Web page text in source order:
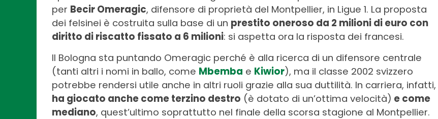
per Becir Omeragic, difensore di proprietà del Montpellier, in Ligue 1. La proposta
dei felsinei è costruita sulla base di un prestito oneroso da 2 milioni di euro con
diritto di riscatto fissato a 6 milioni: si aspetta ora la risposta dei francesi.
Il Bologna sta puntando Omeragic perché è alla ricerca di un difensore centrale
(tanti altri i nomi in ballo, come Mbemba e Kiwior), ma il classe 2002 svizzero
potrebbe rendersi utile anche in altri ruoli grazie alla sua duttilità. In carriera, infatti,
ha giocato anche come terzino destro (è dotato di un’ottima velocità) e come
mediano, quest’ultimo soprattutto nel finale della scorsa stagione al Montpellier.